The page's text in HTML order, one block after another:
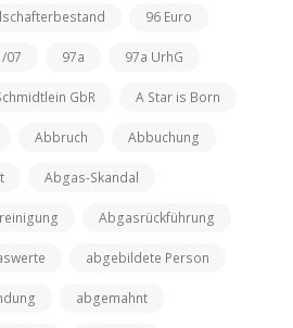
96 Euro
07 97a 97a UrhG
GbR A Star is Born
Abbruch Abbuchung
Abgas-Skandal
Abgasrückführung
abgebildete Person
abgemahnt